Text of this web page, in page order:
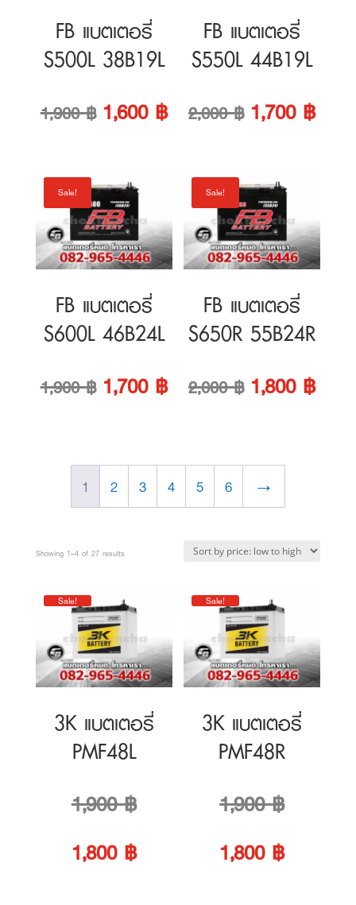
FB แบตเตอรี่
S500L 38B19L
1,900฿ Original
was:
1,900 ฿.
1,600 ฿Current
1,600 ฿.
FB แบตเตอรี่
S550L 44B19L
2,000฿ Original
was:
2,000 ฿.
1,700 ฿
Sale!
FB แบตเตอรี่
S600L 46B24L
1,900฿ Original
was:
1,900 ฿.
1,700 ฿Current
is:
1,700 ฿.
Sale!
FB แบตเตอรี่
S650R 55B24R
2,000฿ Original
was:
2,000 ฿.
1,800 ฿
1 2 3 4 5 6 →
Showing 1–4 of 27 resultsSorted
price:
to
high
Sale!
3K แบตเตอรี่
PMF48L
1,900฿Original
price
1,800 ฿Current
Sale!
3K แบตเตอรี่
PMF48R
1,900฿Original
price
1,800 ฿Current